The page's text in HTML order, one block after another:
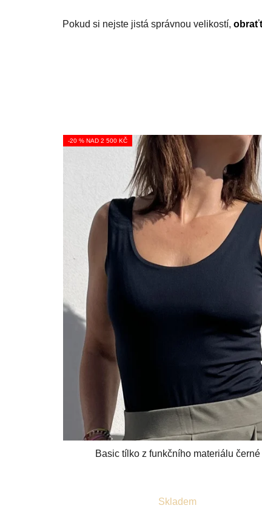
Pokud si nejste jistá správnou velikostí,
-20 % NAD 2 500 KČ
Basic tílko z funkčního materiálu černé
hodnocení
Skladem